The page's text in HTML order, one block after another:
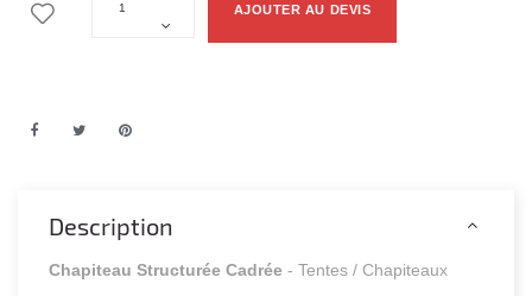
AJOUTER AU DEVIS
Description
Chapiteau Structurée Cadrée - Tentes / Chapiteaux